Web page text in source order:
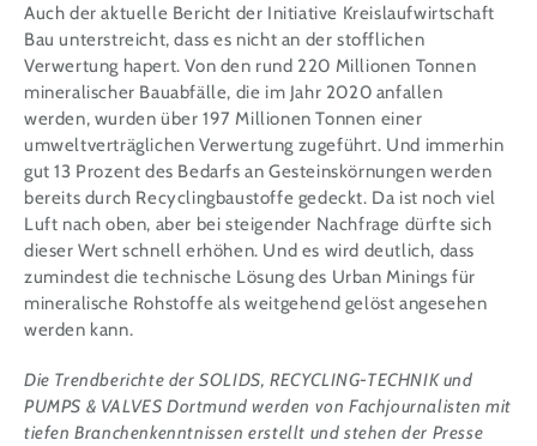
Auch der aktuelle Bericht der Initiative Kreislaufwirtschaft
Bau unterstreicht, dass es nicht an der stofflichen
Verwertung hapert. Von den rund 220 Millionen Tonnen
mineralischer Bauabfälle, die im Jahr 2020 anfallen
werden, wurden über 197 Millionen Tonnen einer
umweltverträglichen Verwertung zugeführt. Und immerhin
gut 13 Prozent des Bedarfs an Gesteinskörnungen werden
bereits durch Recyclingbaustoffe gedeckt. Da ist noch viel
Luft nach oben, aber bei steigender Nachfrage dürfte sich
dieser Wert schnell erhöhen. Und es wird deutlich, dass
zumindest die technische Lösung des Urban Minings für
mineralische Rohstoffe als weitgehend gelöst angesehen
werden kann.
Die Trendberichte derSOLIDS, RECYCLING-TECHNIK und
PUMPS & VALVES Dortmundwerden von Fachjournalisten mit
tiefen Branchenkenntnissen erstellt und stehen der Presse